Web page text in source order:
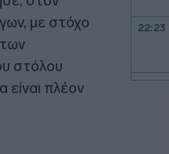
με στόχο
στόλου
πλέον
22:23
22:10